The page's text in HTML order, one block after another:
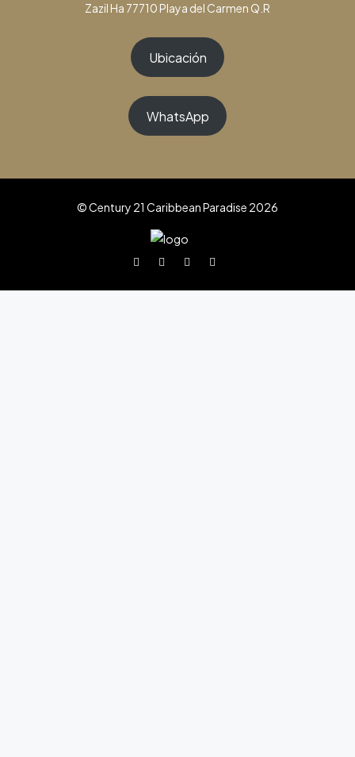
Zazil Ha 77710 Playa del Carmen Q.R
Ubicación
WhatsApp
© Century 21 Caribbean Paradise 2026